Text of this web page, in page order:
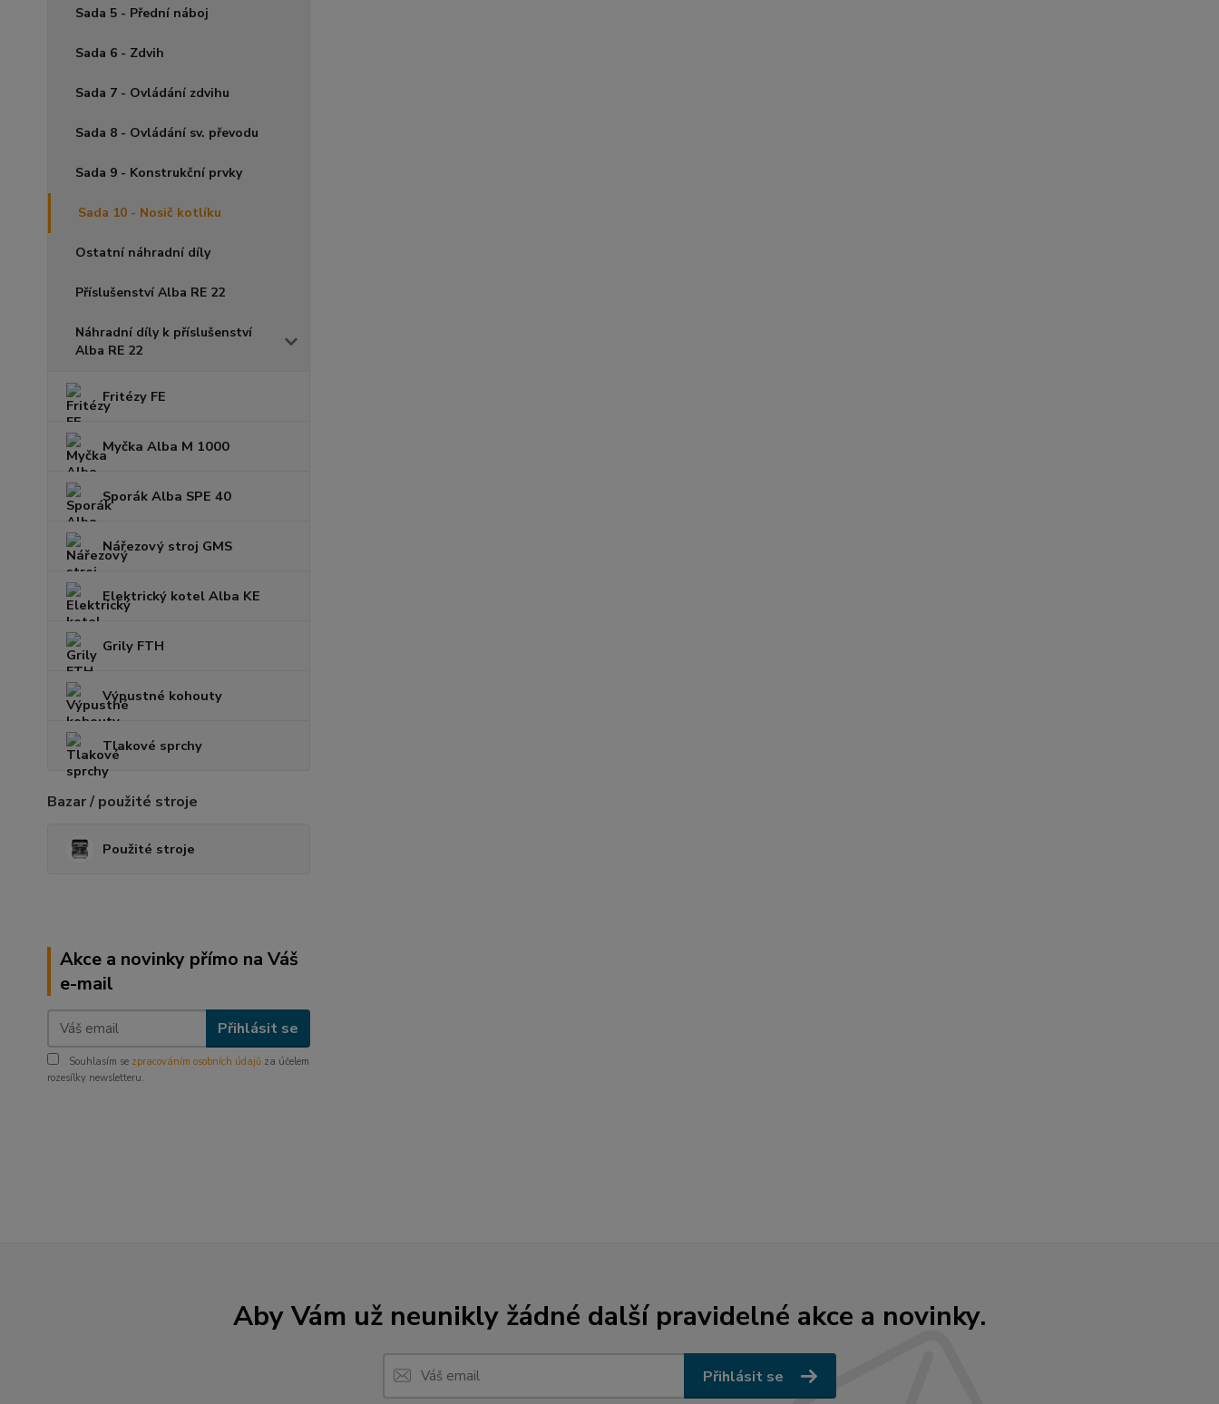
Sada 5 - Přední náboj
Sada 6 - Zdvih
Sada 7 - Ovládání zdvihu
Sada 8 - Ovládání sv. převodu
Sada 9 - Konstrukční prvky
Sada 10 - Nosič kotlíku
Ostatní náhradní díly
Příslušenství Alba RE 22
Náhradní díly k příslušenství
Alba RE 22
Fritézy FE
Myčka Alba M 1000
Sporák Alba SPE 40
Nářezový stroj GMS
Elektrický kotel Alba KE
Grily FTH
Výpustné kohouty
Tlakové sprchy
Bazar / použité stroje
Použité stroje
Akce a novinky přímo na Váš
e-mail
Přihlásit se
Souhlasím se zpracováním osobních údajů za účelem
rozesílky newsletteru.
Aby Vám už neunikly žádné další pravidelné akce a novinky.
Přihlásit se